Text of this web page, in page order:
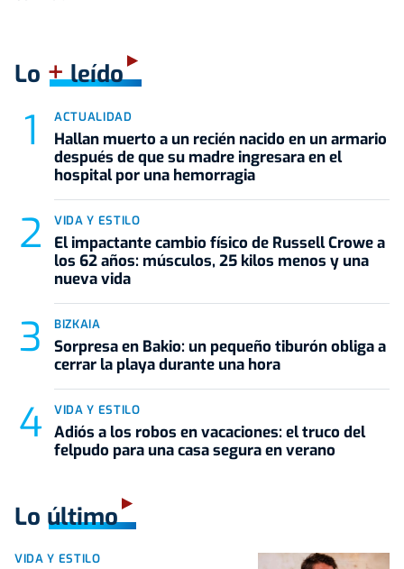
Lo +leído
ACTUALIDAD
Hallan muerto a un recién nacido en un armario
después de que su madre ingresara en el
hospital por una hemorragia
VIDA Y ESTILO
El impactante cambio físico de Russell Crowe a
los 62 años: músculos, 25 kilos menos y una
nueva vida
BIZKAIA
Sorpresa en Bakio: un pequeño tiburón obliga a
cerrar la playa durante una hora
VIDA Y ESTILO
Adiós a los robos en vacaciones: el truco del
felpudo para una casa segura en verano
Lo último
VIDA Y ESTILO